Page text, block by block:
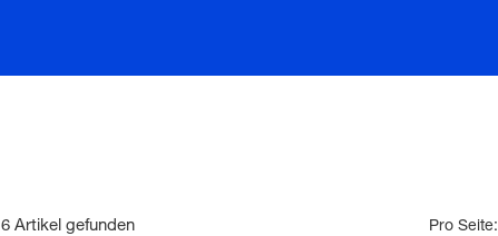
6 Artikel gefunden Pro Seite: